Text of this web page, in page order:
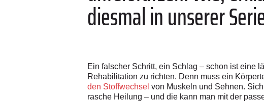
diesmal in unserer
Ein falscher Schritt, ein Schlag – schon ist eine
Rehabilitation zu richten. Denn muss ein
den Stoffwechsel von Muskeln und Sehnen.
rasche Heilung – und die kann man mit der